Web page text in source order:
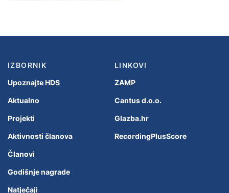
IZBORNIK
Upoznajte HDS
Aktualno
Projekti
Aktivnosti članova
Članovi
Godišnje nagrade
Natječaji
LINKOVI
ZAMP
Cantus d.o.o.
Glazba.hr
RecordingPlusScore